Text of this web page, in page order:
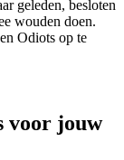
geleden, besloten
wouden doen.
Odiots op te
voor jouw